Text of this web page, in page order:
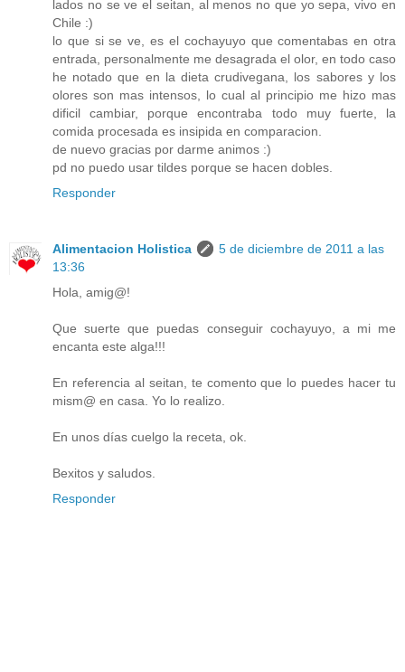
lados no se ve el seitan, al menos no que yo sepa, vivo en
Chile :)
lo que si se ve, es el cochayuyo que comentabas en otra
entrada, personalmente me desagrada el olor, en todo caso
he notado que en la dieta crudivegana, los sabores y los
olores son mas intensos, lo cual al principio me hizo mas
dificil cambiar, porque encontraba todo muy fuerte, la
comida procesada es insipida en comparacion.
de nuevo gracias por darme animos :)
pd no puedo usar tildes porque se hacen dobles.
Responder
Alimentacion Holistica
5 de diciembre de 2011 a las
13:36
Hola, amig@!
Que suerte que puedas conseguir cochayuyo, a mi me
encanta este alga!!!
En referencia al seitan, te comento que lo puedes hacer tu
mism@ en casa. Yo lo realizo.
En unos días cuelgo la receta, ok.
Bexitos y saludos.
Responder